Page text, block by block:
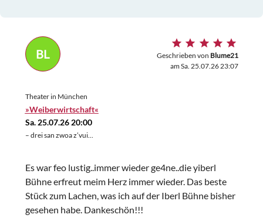
Natürlich treffen zeitgleich noch weitere unfassbaren
Umstände ein......aber seht selbst. Fazit: superlativer
Angriff auf die Lachmuskeln !!! Das Beste Stück das
bereits ganz oben. Machts weiter so!
BL Geschrieben von Blume21
am Sa. 25.07.26 23:07
Theater in München
»Weiberwirtschaft«
Sa. 25.07.26 20:00
– drei san zwoa z’vui...
Es war feo lustig..immer wieder ge4ne..die yiberl
Bühne erfreut meim Herz immer wieder. Das beste
Stück zum Lachen, was ich auf der Iberl Bühne bisher
gesehen habe. Dankeschön!!!